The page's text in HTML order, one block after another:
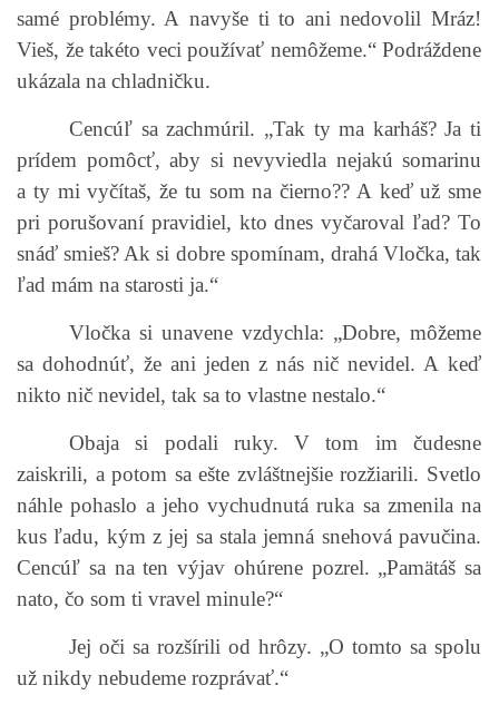
samé problémy. A navyše ti to ani nedovolil Mráz!
Vieš, že takéto veci používať nemôžeme.“ Podráždene
ukázala na chladničku.
Cencúľ sa zachmúril. „Tak ty ma karháš? Ja ti
prídem pomôcť, aby si nevyviedla nejakú somarinu
a ty mi vyčítaš, že tu som na čierno?? A keď už sme
pri porušovaní pravidiel, kto dnes vyčaroval ľad? To
snáď smieš? Ak si dobre spomínam, drahá Vločka, tak
ľad mám na starosti ja.“
Vločka si unavene vzdychla: „Dobre, môžeme
sa dohodnúť, že ani jeden z nás nič nevidel. A keď
nikto nič nevidel, tak sa to vlastne nestalo.“
Obaja si podali ruky. V tom im čudesne
zaiskrili, a potom sa ešte zvláštnejšie rozžiarili. Svetlo
náhle pohaslo a jeho vychudnutá ruka sa zmenila na
kus ľadu, kým z jej sa stala jemná snehová pavučina.
Cencúľ sa na ten výjav ohúrene pozrel. „Pamätáš sa
nato, čo som ti vravel minule?“
Jej oči sa rozšírili od hrôzy. „O tomto sa spolu
už nikdy nebudeme rozprávať.“